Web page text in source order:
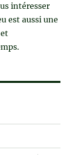
intéresser
est aussi une